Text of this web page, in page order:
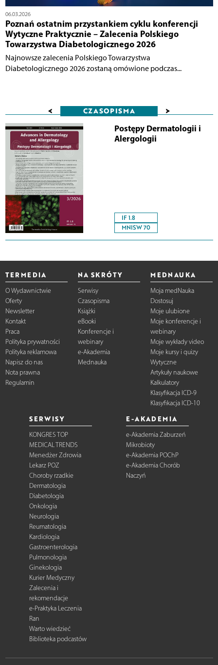
06.03.2026
Poznań ostatnim przystankiem cyklu konferencji
Wytyczne Praktycznie – Zalecenia Polskiego
Towarzystwa Diabetologicznego 2026
Najnowsze zalecenia Polskiego Towarzystwa
Diabetologicznego 2026 zostaną omówione podczas...
< CZASOPISMA >
Postępy Dermatologii i
Alergologii
IF 1.8
MNISW 70
TERMEDIA
O Wydawnictwie
Oferty
Newsletter
Kontakt
Praca
Polityka prywatności
Polityka reklamowa
Napisz do nas
Nota prawna
Regulamin
NA SKRÓTY
Serwisy
Czasopisma
Książki
eBooki
Konferencje i
webinary
e-Akademia
Mednauka
MEDNAUKA
Moja medNauka
Dostosuj
Moje ulubione
Moje konferencje i
webinary
Moje wykłady video
Moje kursy i quizy
Wytyczne
Artykuły naukowe
Kalkulatory
Klasyfikacja ICD-9
Klasyfikacja ICD-10
SERWISY
KONGRES TOP
MEDICAL TRENDS
Menedżer Zdrowia
Lekarz POZ
Choroby rzadkie
Dermatologia
Diabetologia
Onkologia
Neurologia
Reumatologia
Kardiologia
Gastroenterologia
Pulmonologia
Ginekologia
Kurier Medyczny
Zalecenia i
rekomendacje
e-Praktyka Leczenia
Ran
Warto wiedzieć
Biblioteka podcastów
E-AKADEMIA
e-Akademia Zaburzeń
Mikrobioty
e-Akademia POChP
e-Akademia Chorób
Naczyń